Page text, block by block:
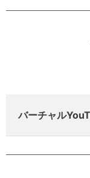
バーチャル